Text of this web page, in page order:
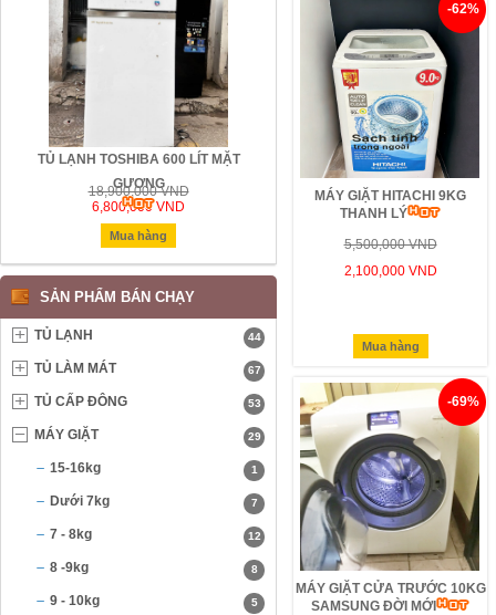
-62%
MÁY GIẶT HITACHI 9KG
THANH LÝ
5,500,000 VND
2,100,000 VND
Mua hàng
-69%
MÁY GIẶT CỬA TRƯỚC 10KG
SAMSUNG ĐỜI MỚI
TỦ LẠNH TOSHIBA 600 LÍT MẶT
GƯƠNG
18,900,000 VND
6,800,000 VND
Mua hàng
TỦ LẠNH 3 NGĂN ĐÁ RƠI
LÍT CÔNG NGHỆ INVERTER
18,940,000 VND
5,500,000 VND
SẢN PHẨM BÁN CHẠY
TỦ LẠNH 44
TỦ LÀM MÁT 67
TỦ CẤP ĐÔNG 53
MÁY GIẶT 29
15-16kg 1
Dưới 7kg 7
7 - 8kg 12
8 -9kg 8
9 - 10kg 5